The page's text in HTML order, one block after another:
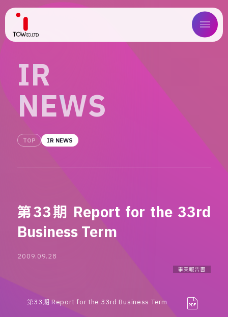
ABOUT US
WORKS
COMPANY
IR
IR
NEWS
TOP IR NEWS
第33期 Report for the 33rd
Business Term
2009.09.28
事業報告書
第33期 Report for the 33rd Business Term